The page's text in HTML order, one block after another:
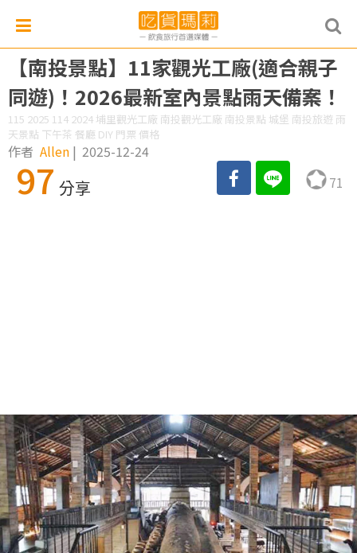
【南投景點】11家觀光工廠(適合親子
同遊)！2026最新室內景點雨天備案！
115 2025 114 2024 埔里觀光工廠 南投觀光工廠 南投景點 城堡 南投旅遊 雨
天景點 下午茶 餐廳 DIY 門票 價格
作者 Allen | 2025-12-24
97 分享 71